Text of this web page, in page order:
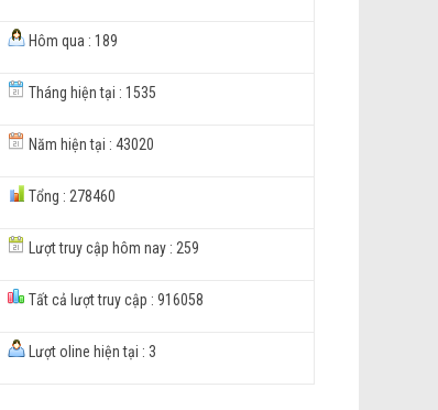
Hôm qua : 189
Tháng hiện tại : 1535
Năm hiện tại : 43020
Tổng : 278460
Lượt truy cập hôm nay : 259
Tất cả lượt truy cập : 916058
Lượt oline hiện tại : 3